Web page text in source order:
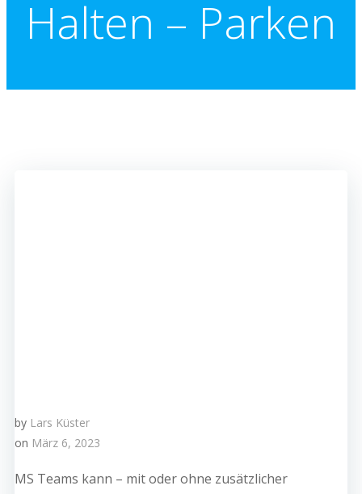
Halten – Parken
by Lars Küster
on März 6, 2023
MS Teams kann – mit oder ohne zusätzlicher